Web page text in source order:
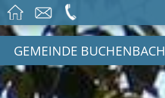
GEMEINDE BUCHENBACH